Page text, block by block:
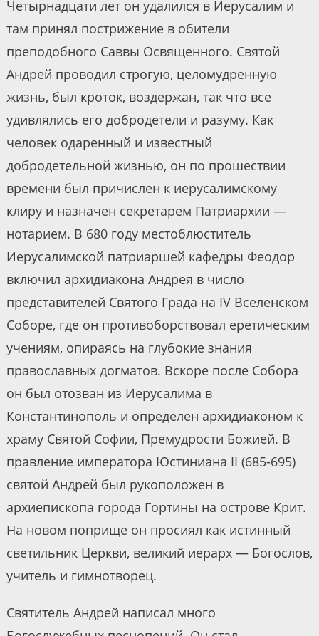
Четырнадцати лет он удалился в Иерусалим и
там принял пострижение в обители
преподобного Саввы Освященного. Святой
Андрей проводил строгую, целомудренную
жизнь, был кроток, воздержан, так что все
удивлялись его добродетели и разуму. Как
человек одаренный и известный
добродетельной жизнью, он по прошествии
времени был причислен к иерусалимскому
клиру и назначен секретарем Патриархии —
нотарием. В 680 году местоблюститель
Иерусалимской патриаршей кафедры Феодор
включил архидиакона Андрея в число
представителей Святого Града на IV Вселенском
Соборе, где он противоборствовал еретическим
учениям, опираясь на глубокие знания
православных догматов. Вскоре после Собора
он был отозван из Иерусалима в
Константинополь и определен архидиаконом к
храму Святой Софии, Премудрости Божией. В
правление императора Юстиниана II (685-695)
святой Андрей был рукоположен в
архиепископа города Гортины на острове Крит.
На новом поприще он просиял как истинный
светильник Церкви, великий иерарх — Богослов,
учитель и гимнотворец.
Святитель Андрей написал много